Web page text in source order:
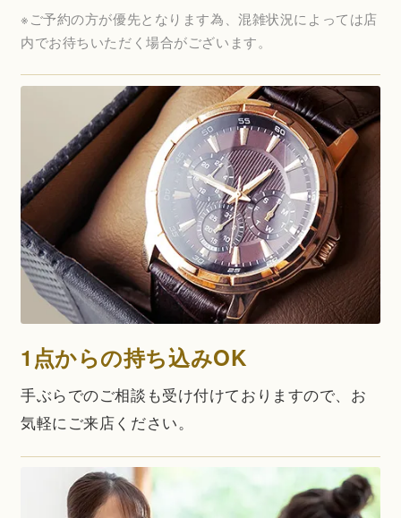
※ご予約の方が優先となります為、混雑状況によっては店
内でお待ちいただく場合がございます。
1点からの持ち込みOK
手ぶらでのご相談も受け付けておりますので、お
気軽にご来店ください。